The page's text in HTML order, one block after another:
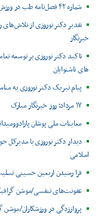
شماره ۴۲ فصل‌نامه طب در ورزش
تقدیر دکتر نوروزی از
خبرنگار
تاکید دکتر نوروزی بر توسعه
های ناشنوایان
پیام تبریک دکتر نوروزی به مناسبت ۱۷ مرداد روز
۱۷ مرداد؛ روز خبرنگار مبارک
معاینات ملی پوشان
دیدار دکتر نوروزی با مدیرکل
اسلامی
فرا رسیدن اربعین حسینی
عفونت‌های تنفسی/موشن
پرواززدگی در ورزشکاران/